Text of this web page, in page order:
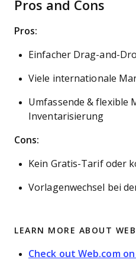
Pros and Cons
Pros:
Einfacher Drag-and-
Viele internationale
Umfassende & flexible
Inventarisierung
Cons:
Kein Gratis-Tarif oder
Vorlagenwechsel bei
LEARN MORE ABOUT
Check out Web.com